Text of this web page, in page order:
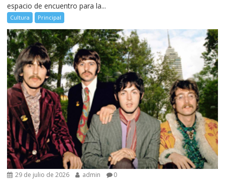
espacio de encuentro para la...
Cultura Principal
29 de julio de 2026 admin 0